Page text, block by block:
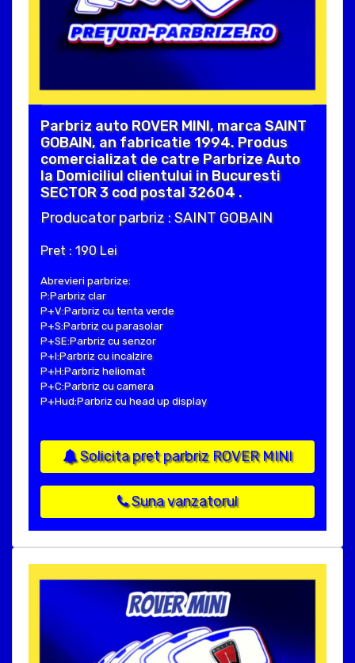
Parbriz auto ROVER MINI, marca SAINT
GOBAIN, an fabricatie 1994. Produs
comercializat de catre Parbrize Auto
la Domiciliul clientului in Bucuresti
SECTOR 3 cod postal 32604 .
Producator parbriz : SAINT GOBAIN
Pret : 190 Lei
Abrevieri parbrize:
P:Parbriz clar
P+V:Parbriz cu tenta verde
P+S:Parbriz cu parasolar
P+SE:Parbriz cu senzor
P+I:Parbriz cu incalzire
P+H:Parbriz heliomat
P+C:Parbriz cu camera
P+Hud:Parbriz cu head up display
Solicita pret parbriz ROVER MINI
Suna vanzatorul